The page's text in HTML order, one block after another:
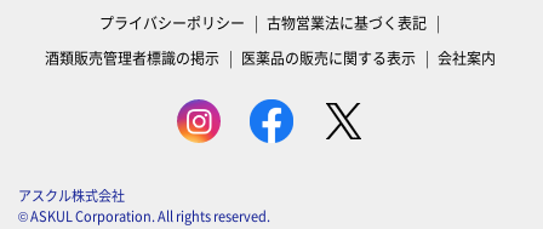
プライバシーポリシー
古物営業法に基づく表記
酒類販売管理者標識の掲示
医薬品の販売に関する表示 会社案内
アスクル株式会社
© ASKUL Corporation. All rights reserved.